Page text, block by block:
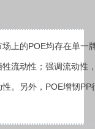
场上的POE均存在单一
牲流动性；强调流动性
性。 另外， POE增韧 PP